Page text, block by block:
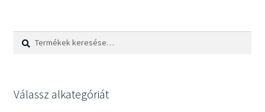
Keresés
Keresés
Válassz alkategóriát